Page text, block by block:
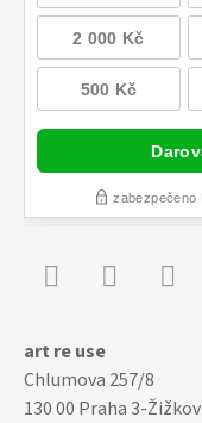
art re use
Chlumova 257/8
130 00 Praha 3-Žižkov